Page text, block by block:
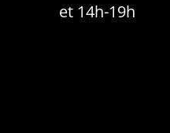
et 14h-19h